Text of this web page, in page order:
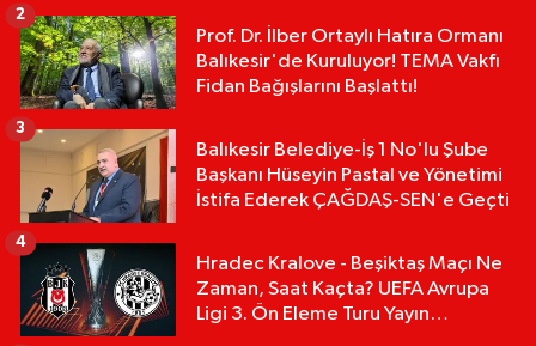
Prof. Dr. İlber Ortaylı Hatıra Ormanı
Balıkesir'de Kuruluyor! TEMA Vakfı
Fidan Bağışlarını Başlattı!
2
Balıkesir Belediye-İş 1 No'lu Şube
Başkanı Hüseyin Pastal ve Yönetimi
İstifa Ederek ÇAĞDAŞ-SEN'e Geçti
3
Hradec Kralove - Beşiktaş Maçı Ne
Zaman, Saat Kaçta? UEFA Avrupa
Ligi 3. Ön Eleme Turu Yayın
4